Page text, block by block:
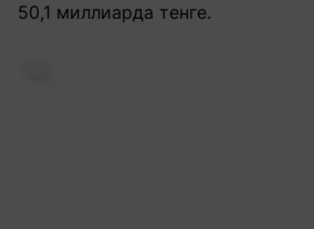
50,1 миллиарда тенге.